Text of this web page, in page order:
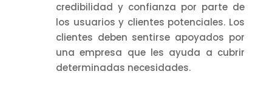
credibilidad y confianza por parte de
los usuarios y clientes potenciales. Los
clientes deben sentirse apoyados por
una empresa que les ayuda a cubrir
determinadas necesidades.